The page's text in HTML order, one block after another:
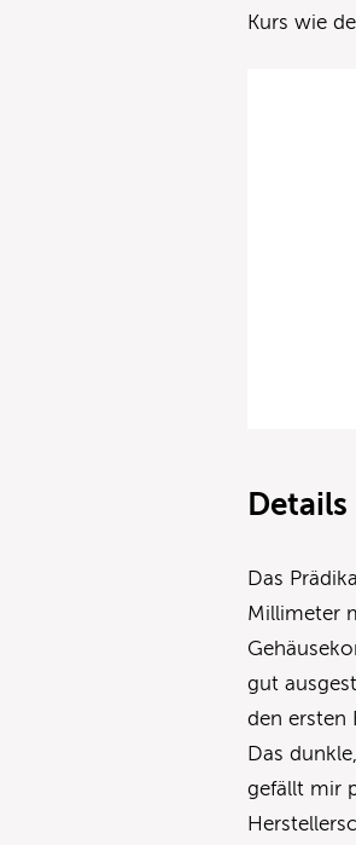
Kurs wie
Details
Das
Millimeter
gut
den ersten
Das
gefällt mir